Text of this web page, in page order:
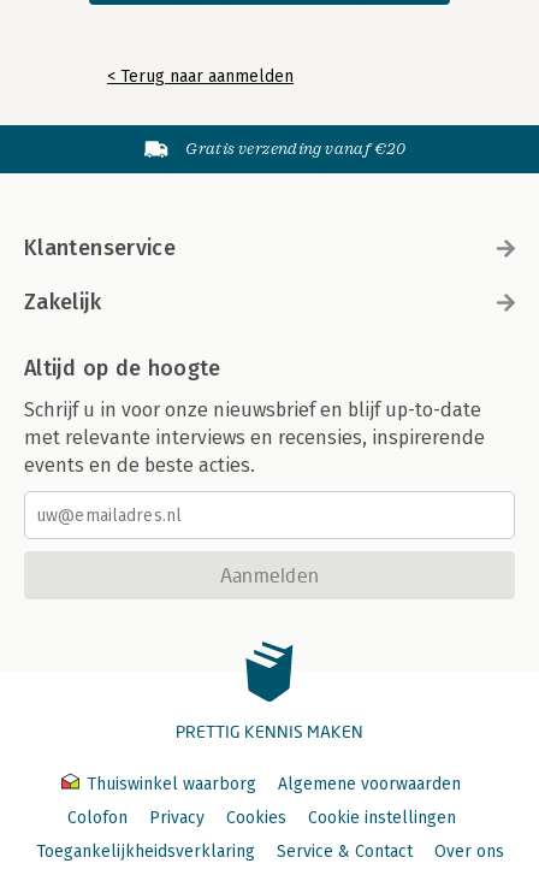
< Terug naar aanmelden
Gratis verzending vanaf €20
Klantenservice
Zakelijk
Altijd op de hoogte
Schrijf u in voor onze nieuwsbrief en blijf up-to-date
met relevante interviews en recensies, inspirerende
events en de beste acties.
Aanmelden
PRETTIG KENNIS MAKEN
Thuiswinkel waarborg
Algemene voorwaarden
Colofon
Privacy Cookies
Cookie instellingen
Toegankelijkheidsverklaring
Service & Contact Over ons